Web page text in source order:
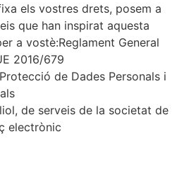
els vostres drets, posem a
que han inspirat aquesta
a vostè:Reglament General
2016/679
de Dades Personals i
de serveis de la societat de
electrònic